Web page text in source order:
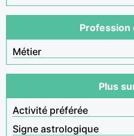
Profession
Métier
Plus
Activité préférée
Signe astrologique